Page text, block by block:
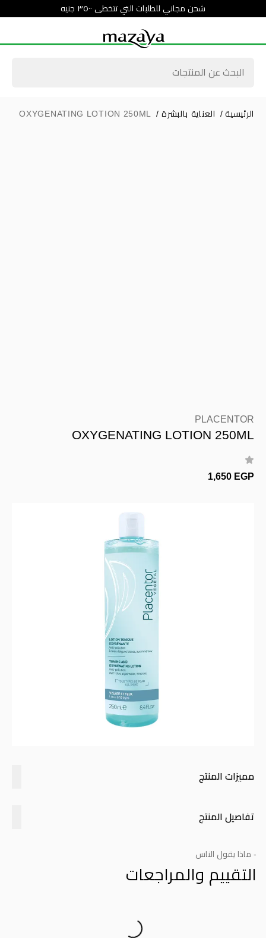
شحن مجاني للطلبات التي تتخطى ٣٥٠٠ جنيه
الرئيسية / العناية بالبشرة /
OXYGENATING LOTION 250ML
PLACENTOR
OXYGENATING LOTION 250ML
1,650 EGP
مميزات المنتج
تفاصيل المنتج
- ماذا يقول الناس
التقييم والمراجعات